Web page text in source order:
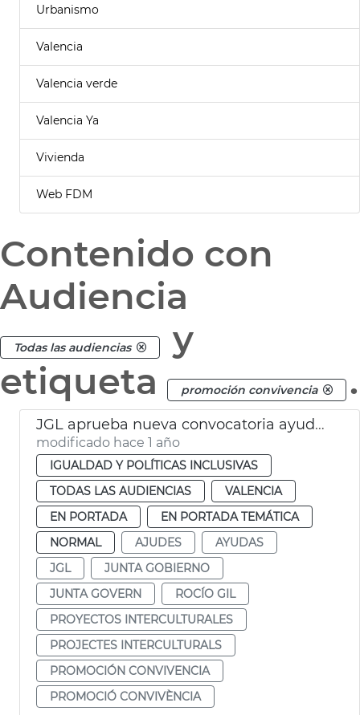
Urbanismo
Valencia
Valencia verde
Valencia Ya
Vivienda
Web FDM
Contenido con
Audiencia
Todas las audiencias
y
etiqueta
promoción convivencia .
JGL aprueba nueva convocatoria ayudas contra el racismo
modificado hace 1 año
IGUALDAD Y POLÍTICAS INCLUSIVAS
TODAS LAS AUDIENCIAS
VALENCIA
EN PORTADA
EN PORTADA TEMÁTICA
NORMAL
AJUDES
AYUDAS
JGL
JUNTA GOBIERNO
JUNTA GOVERN
ROCÍO GIL
PROYECTOS INTERCULTURALES
PROJECTES INTERCULTURALS
PROMOCIÓN CONVIVENCIA
PROMOCIÓ CONVIVÈNCIA